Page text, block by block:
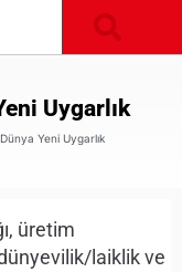
Uygarlık
Yeni Uygarlık
üretim
dünyevilik/laiklik ve